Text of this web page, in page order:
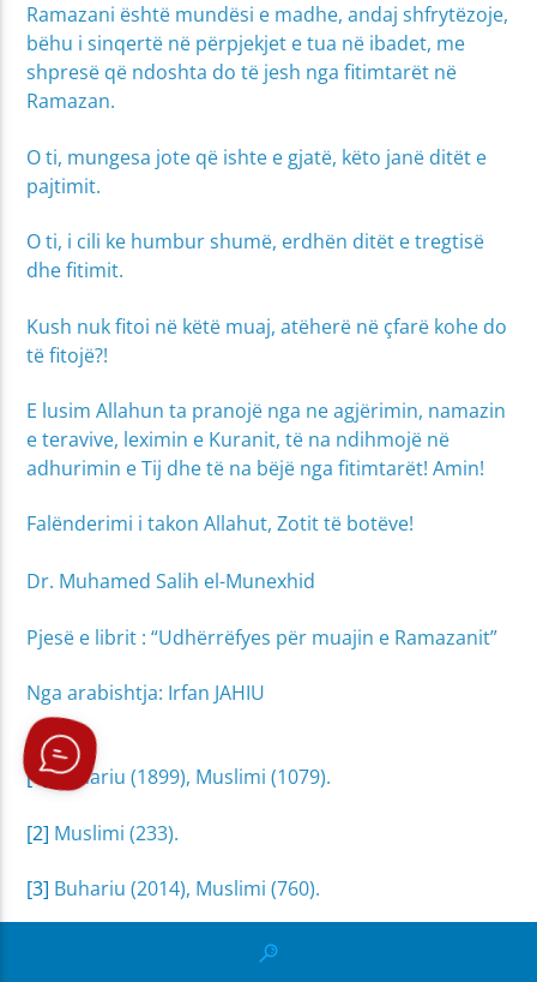
Ramazani është mundësi e madhe, andaj shfrytëzoje,
bëhu i sinqertë në përpjekjet e tua në ibadet, me
shpresë që ndoshta do të jesh nga fitimtarët në
Ramazan.
O ti, mungesa jote që ishte e gjatë, këto janë ditët e
pajtimit.
O ti, i cili ke humbur shumë, erdhën ditët e tregtisë
dhe fitimit.
Kush nuk fitoi në këtë muaj, atëherë në çfarë kohe do
të fitojë?!
E lusim Allahun ta pranojë nga ne agjërimin, namazin
e teravive, leximin e Kuranit, të na ndihmojë në
adhurimin e Tij dhe të na bëjë nga fitimtarët! Amin!
Falënderimi i takon Allahut, Zotit të botëve!
Dr. Muhamed Salih el-Munexhid
Pjesë e librit : “Udhërrëfyes për muajin e Ramazanit”
Nga arabishtja: Irfan JAHIU
[1]Buhariu (1899), Muslimi (1079).
[2] Muslimi (233).
[3] Buhariu (2014), Muslimi (760).
Buhariu (37), Muslimi (760).